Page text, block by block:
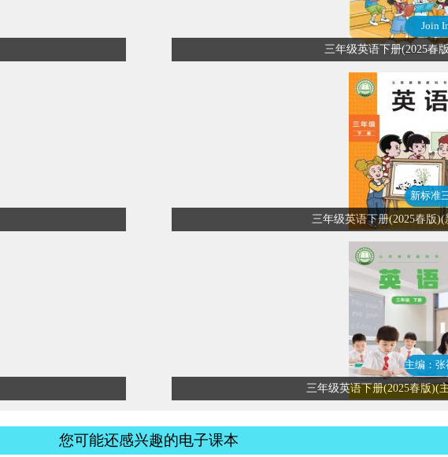
Join
三年级英语下册(2025春
新标准
三年级英语下册(2025春版
主编：张
三年级英语下册(2025春版)(
您可能还感兴趣的电子课本